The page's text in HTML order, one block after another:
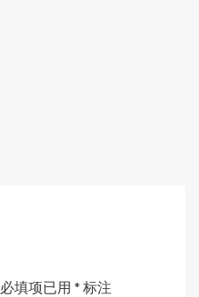
必填项已用 * 标注